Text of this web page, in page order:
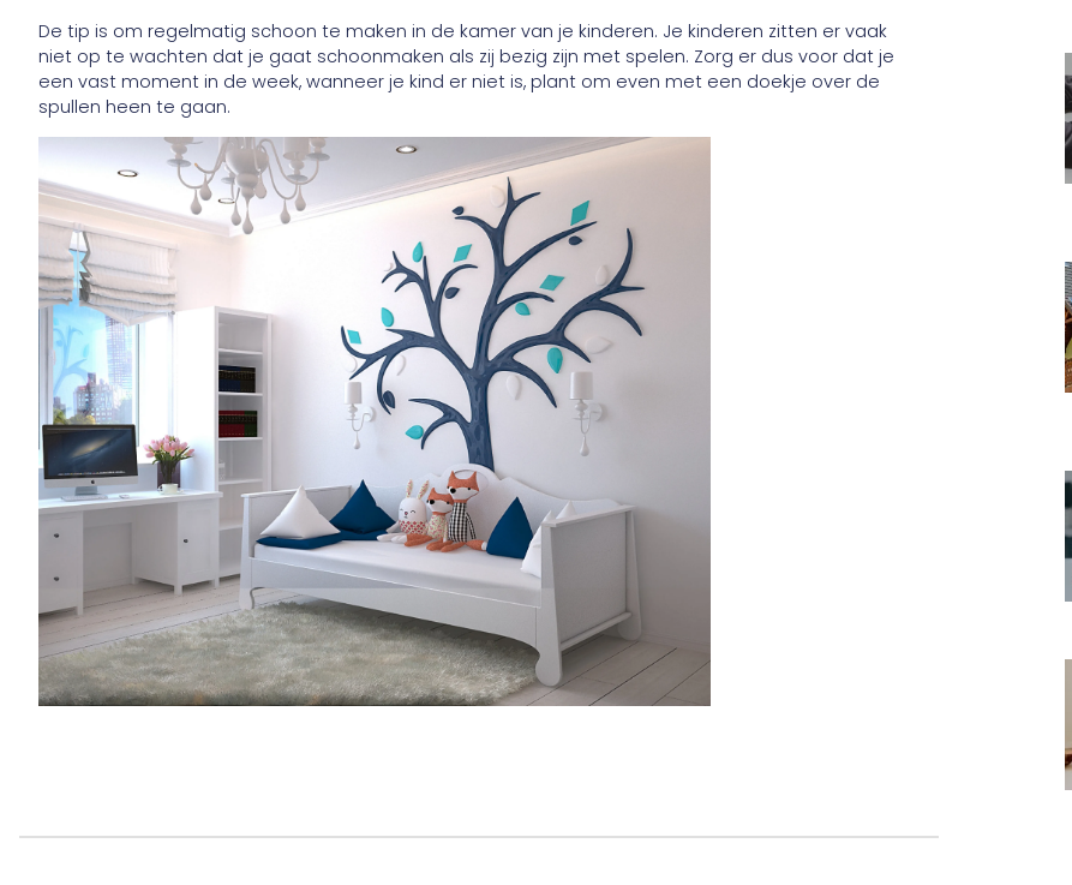
De tip is om regelmatig schoon te maken in de kamer van je kinderen. Je kinderen zitten er vaak
niet op te wachten dat je gaat schoonmaken als zij bezig zijn met spelen. Zorg er dus voor dat je
een vast moment in de week, wanneer je kind er niet is, plant om even met een doekje over de
spullen heen te gaan.